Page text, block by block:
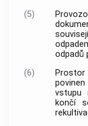
(5)
odpadů
(6)
vstupu
končí